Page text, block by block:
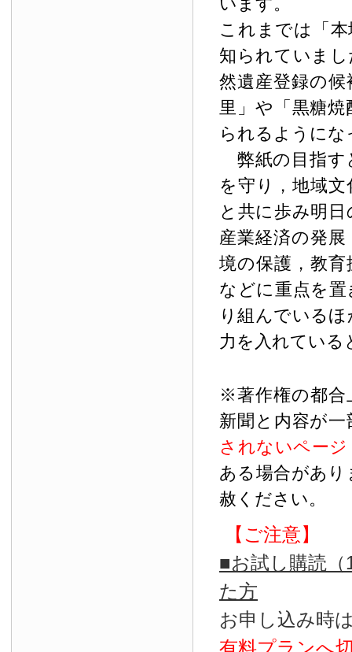
これまでは「
知られていま
然遺産登録の
里」や「黒糖
られるように
弊紙の目指す
を守り，地域
と共に歩み明
産業経済の発
境の保護，教
などに重点を
り組んでいる
力を入れている
※著作権の都合
新聞と内容が
されないペー
ある場合があ
赦ください。
【ご注意】
■お試し購読
た方
お申し込み時